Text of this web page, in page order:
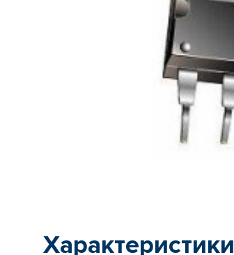
Характеристики